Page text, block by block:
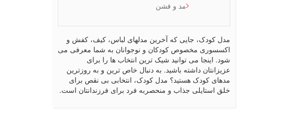
مد و فشن
مدل کودک، جایی که آخرین مدلهای لباس، کیف، کفش و
اکسسوری مخصوص کودکان و نوجوانان به شما معرفی می
شود. اینجا می توانید شیک ترین انتخاب ها را برای
عزیزانتان داشته باشید. به دنبال خاص ترین و به روزترین
مدهای کودک هستید؟ مدل کودک، انتخابی بی نقص برای
خلق استایلی جذاب و منحصربه فرد برای فرزندانتان است.